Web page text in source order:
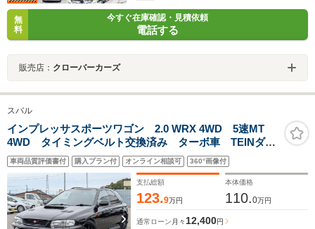
無
料
今すぐ在庫確認・見積依頼
電話する
販売店： クローバーカーズ
スバル
インプレッサスポーツワゴン 2.0 WRX 4WD 5速MT
4WD タイミングベルト交換済み ターボ車 TEINダウ
ンサス MOMOステアリング ルーフレール レアマイ
スター18インチアルミ ETC LEDヘッドライト キー
レスエントリー
車両品質評価書付 購入プラン付 オンライン相談可 360°画像付
支払総額
123.9万円
本体価格
110.0万円
通常ローン 月々12,400円